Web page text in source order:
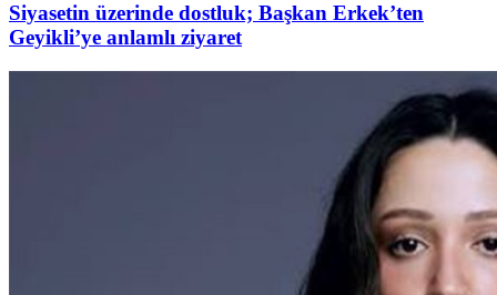
Siyasetin üzerinde dostluk; Başkan Erkek’ten
Geyikli’ye anlamlı ziyaret